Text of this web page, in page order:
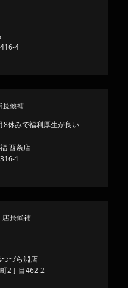
4
候補
休みで福利厚生が良い
西条店
1
長候補
づら淵店
2丁目462-2